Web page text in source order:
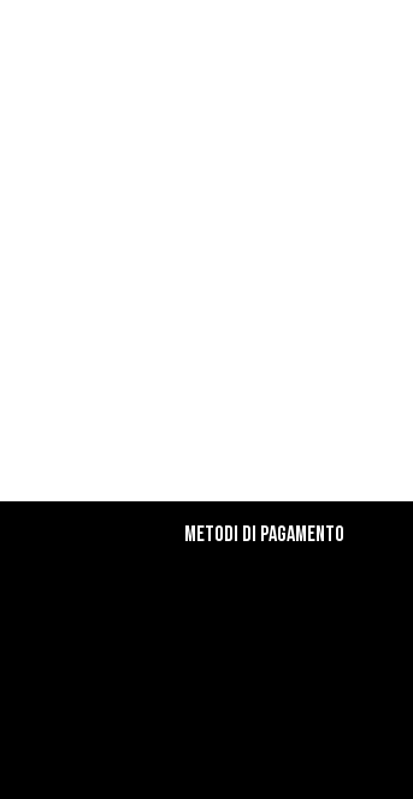
Metodi di Pagamento